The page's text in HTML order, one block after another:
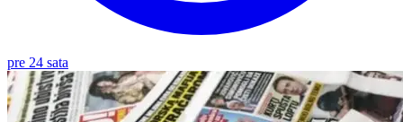
pre 24 sata